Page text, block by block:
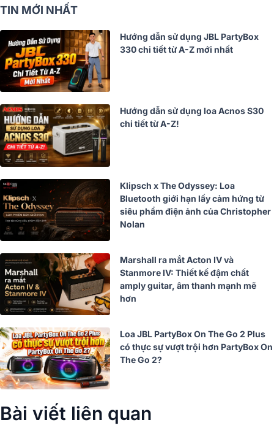
TIN MỚI NHẤT
Hướng dẫn sử dụng JBL PartyBox
330 chi tiết từ A-Z mới nhất
Hướng dẫn sử dụng loa Acnos S30
chi tiết từ A-Z!
Klipsch x The Odyssey: Loa
Bluetooth giới hạn lấy cảm hứng từ
siêu phẩm điện ảnh của Christopher
Nolan
Marshall ra mắt Acton IV và
Stanmore IV: Thiết kế đậm chất
amply guitar, âm thanh mạnh mẽ
hơn
Loa JBL PartyBox On The Go 2 Plus
có thực sự vượt trội hơn PartyBox On
The Go 2?
Bài viết liên quan